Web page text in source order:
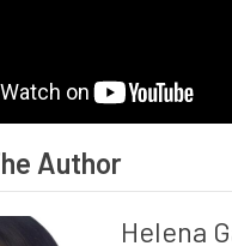
Author
Helena